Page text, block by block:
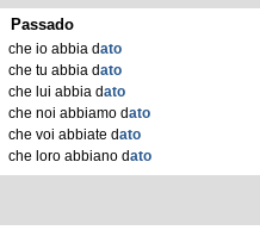
Passado
che io abbia dato
che tu abbia dato
che lui abbia dato
che noi abbiamo dato
che voi abbiate dato
che loro abbiano dato